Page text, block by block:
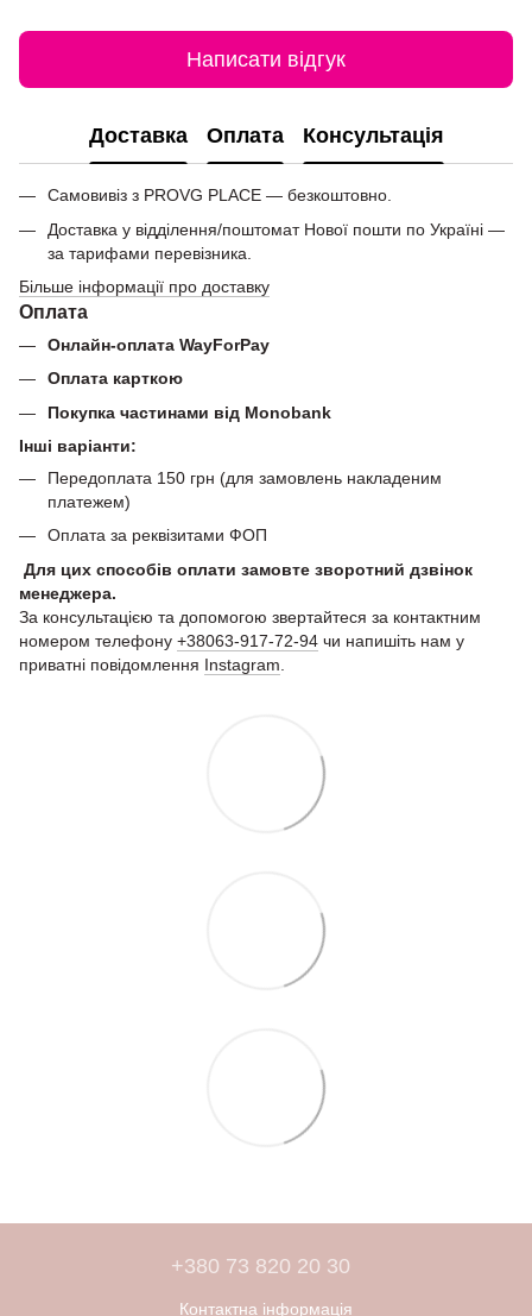
Написати відгук
Доставка Оплата Консультація
Самовивіз з PROVG PLACE — безкоштовно.
Доставка у відділення/поштомат Нової пошти по Україні —
за тарифами перевізника.
Більше інформації про доставку
Оплата
Онлайн-оплата WayForPay
Оплата карткою
Покупка частинами від Monobank
Інші варіанти:
Передоплата 150 грн (для замовлень накладеним
платежем)
Оплата за реквізитами ФОП
Для цих способів оплати замовте зворотний дзвінок
менеджера.
За консультацією та допомогою звертайтеся за контактним
номером телефону +38063-917-72-94 чи напишіть нам у
приватні повідомлення Instagram
+380 73 820 20 30
Контактна інформація